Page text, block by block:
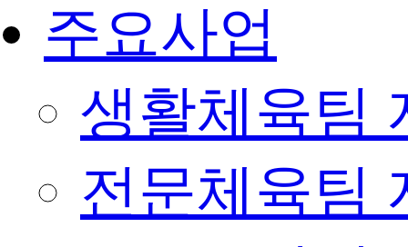
주요사업
생활체육팀
전문체육팀